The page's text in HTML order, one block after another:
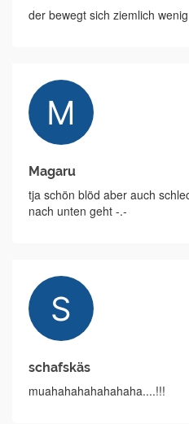
der bewegt sich ziemlich
Magaru
tja schön blöd aber auch
nach unten geht -.-
schafskäs
muahahahahahahaha....!!!